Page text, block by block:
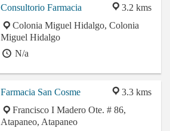
3.2 kms
Consultorio Farmacia
Colonia Miguel Hidalgo, Colonia
Miguel Hidalgo
N/a
3.3 kms
Farmacia San Cosme
Francisco I Madero Ote. # 86,
Atapaneo, Atapaneo